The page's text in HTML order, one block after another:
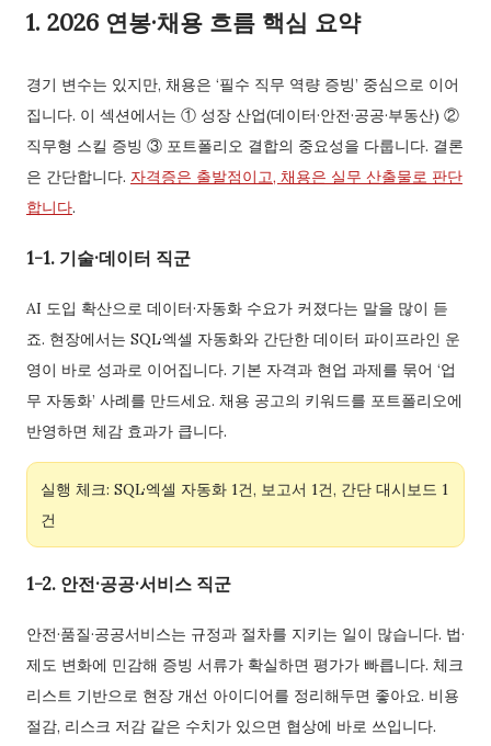
1. 2026 연봉·채용 흐름 핵심 요약
경기 변수는 있지만, 채용은 ‘필수 직무 역량 증빙’ 중심으로 이어
집니다. 이 섹션에서는 ① 성장 산업(데이터·안전·공공·부동산) ②
직무형 스킬 증빙 ③ 포트폴리오 결합의 중요성을 다룹니다. 결론
은 간단합니다. 자격증은 출발점이고, 채용은 실무 산출물로 판단
합니다.
1-1. 기술·데이터 직군
AI 도입 확산으로 데이터·자동화 수요가 커졌다는 말을 많이 듣
죠. 현장에서는 SQL·엑셀 자동화와 간단한 데이터 파이프라인 운
영이 바로 성과로 이어집니다. 기본 자격과 현업 과제를 묶어 ‘업
무 자동화’ 사례를 만드세요. 채용 공고의 키워드를 포트폴리오에
반영하면 체감 효과가 큽니다.
실행 체크: SQL·엑셀 자동화 1건, 보고서 1건, 간단 대시보드 1
건
1-2. 안전·공공·서비스 직군
안전·품질·공공서비스는 규정과 절차를 지키는 일이 많습니다. 법·
제도 변화에 민감해 증빙 서류가 확실하면 평가가 빠릅니다. 체크
리스트 기반으로 현장 개선 아이디어를 정리해두면 좋아요. 비용
절감, 리스크 저감 같은 수치가 있으면 협상에 바로 쓰입니다.